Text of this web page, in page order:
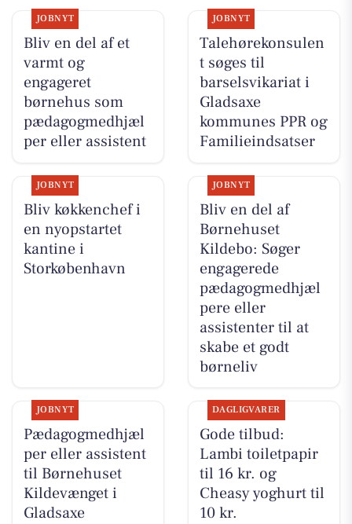
JOBNYT
Bliv en del af et
varmt og
engageret
børnehus som
pædagogmedhjæl
per eller assistent
JOBNYT
Talehørekonsulen
t søges til
barselsvikariat i
Gladsaxe
kommunes PPR og
Familieindsatser
JOBNYT
Bliv køkkenchef i
en nyopstartet
kantine i
Storkøbenhavn
JOBNYT
Bliv en del af
Børnehuset
Kildebo: Søger
engagerede
pædagogmedhjæl
pere eller
assistenter til at
skabe et godt
børneliv
JOBNYT
Pædagogmedhjæl
per eller assistent
til Børnehuset
Kildevænget i
Gladsaxe
DAGLIGVARER
Gode tilbud:
Lambi toiletpapir
til 16 kr. og
Cheasy yoghurt til
10 kr.